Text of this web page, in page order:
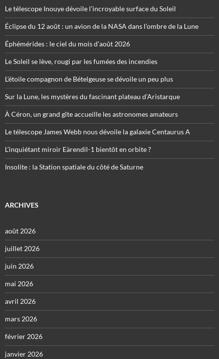
Le télescope Inouye dévoile l’incroyable surface du Soleil
Éclipse du 12 août : un avion de la NASA dans l’ombre de la Lune
Éphémérides : le ciel du mois d’août 2026
Le Soleil se lève, rougi par les fumées des incendies
L’étoile compagnon de Bételgeuse se dévoile un peu plus
Sur la Lune, les mystères du fascinant plateau d’Aristarque
À Céron, un grand gîte accueille les astronomes amateurs
Le télescope James Webb nous dévoile la galaxie Centaurus A
L’inquiétant miroir Eärendil-1 bientôt en orbite ?
Insolite : la Station spatiale du côté de Saturne
ARCHIVES
août 2026
juillet 2026
juin 2026
mai 2026
avril 2026
mars 2026
février 2026
janvier 2026